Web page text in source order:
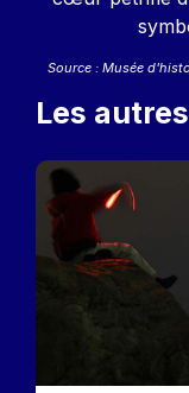
Source : Musée
Les
Image